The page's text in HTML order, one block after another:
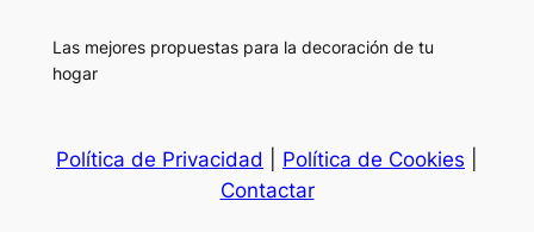
Las mejores propuestas para la decoración de tu
hogar
Política de Privacidad Política de Cookies
Contactar